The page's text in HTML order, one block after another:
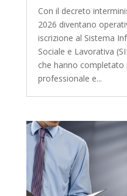
Con il decreto
2026 diventano
iscrizione al Sistema
Sociale e Lavorativa
che hanno
professionale e...